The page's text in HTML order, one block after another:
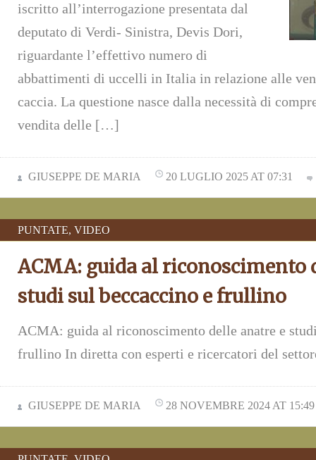
iscritto all’interrogazione presentata dal
deputato di Verdi- Sinistra, Devis Dori,
riguardante l’effettivo numero di
abbattimenti di uccelli in Italia in relazione alle
caccia. La questione nasce dalla necessità di
vendita delle […]
GIUSEPPE DE MARIA 20 LUGLIO 2025 AT 07:31
PUNTATE, VIDEO
ACMA: guida al riconoscimento
studi sul beccaccino e frullino
ACMA: guida al riconoscimento delle anatre e
frullino In diretta con esperti e ricercatori del
GIUSEPPE DE MARIA 28 NOVEMBRE 2024 AT 15:49